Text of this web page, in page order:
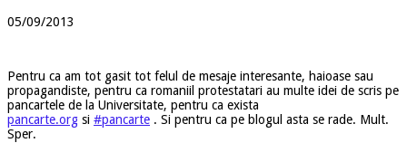
05/09/2013
Pentru ca am tot gasit tot felul de mesaje interesante, haioase sau
propagandiste, pentru ca romaniil protestatari au multe idei de scris pe
pancartele de la Universitate, pentru ca exista
pancarte.org si #pancarte . Si pentru ca pe blogul asta se rade. Mult.
Sper.